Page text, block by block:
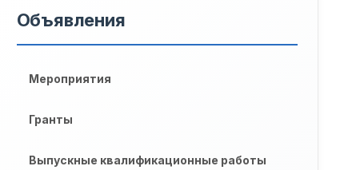
Объявления
Мероприятия
Гранты
Выпускные квалификационные работы